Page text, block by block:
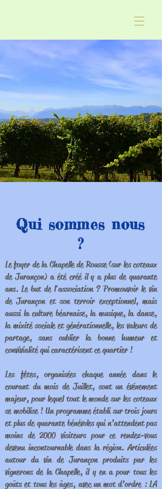
Qui sommes nous
?
Le foyer de la Chapelle de Rousse (sur les coteaux
de Jurançon) a été créé il y a plus de quarante
ans. Le but de l'association ? Promouvoir le vin
de Jurançon et son terroir exceptionnel, mais
aussi la culture béarnaise, la musique, la danse,
la mixité sociale et générationnelle, les valeurs de
partage, sans oublier la bonne humeur et
convivialité qui caractérisent ce quartier !
Les fêtes, organisées chaque année dans le
courant du mois de Juillet, sont un événement
majeur, pour lequel tout le monde sur les coteaux
se mobilise ! Un programme établi sur trois jours
et plus de quarante bénévoles qui n’attendent pas
moins de 2000 visiteurs pour ce rendez-vous
devenu incontournable dans la région. Articulées
autour du vin de Jurançon produits par les
vignerons de la Chapelle, il y en a pour tous les
goûts et tous les âges, avec un mot d’ordre : LA